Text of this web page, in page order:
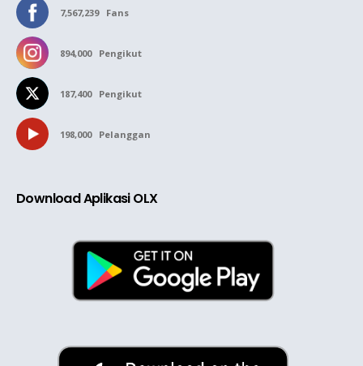
7,567,239 Fans
894,000 Pengikut
187,400 Pengikut
198,000 Pelanggan
Download Aplikasi OLX